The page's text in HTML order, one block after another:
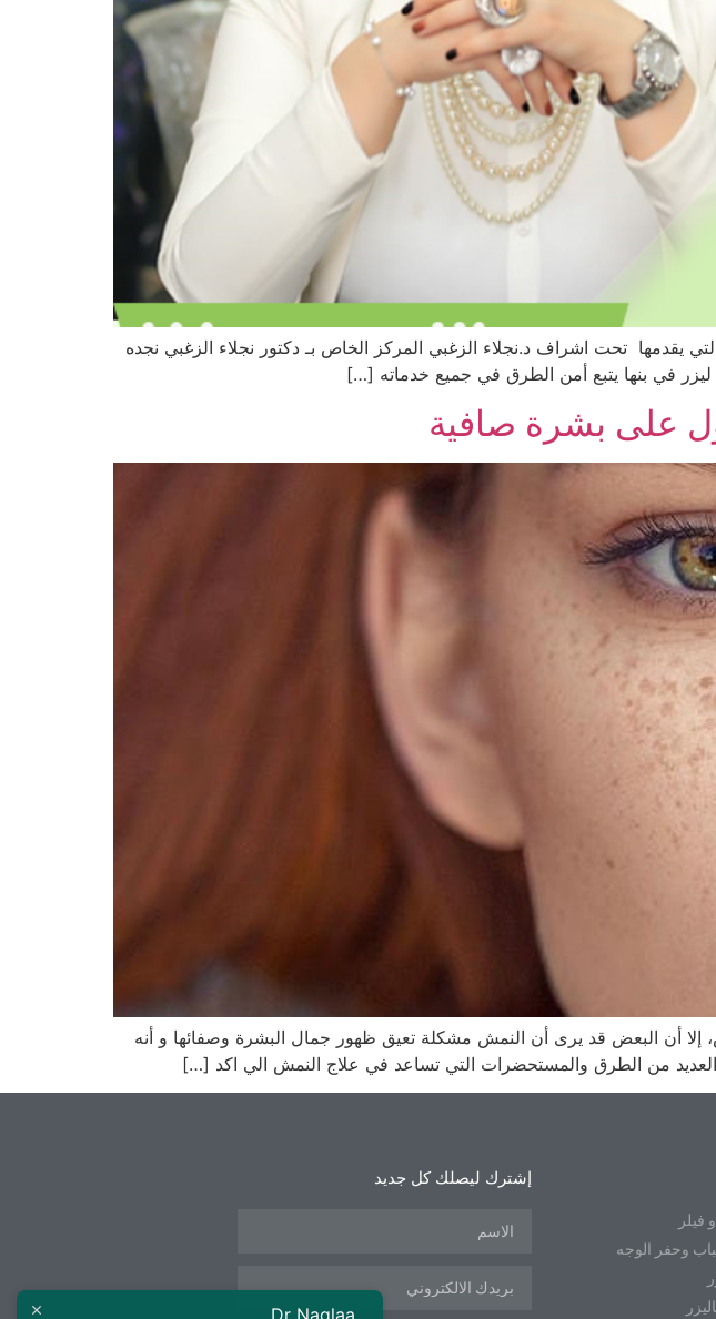
يقدمها تحت اشراف د.نجلاء الزغبي المركز الخاص بـ دكتور نجلاء الزغبي نجده
في بنها يتبع أمن الطرق في جميع خدماته […]
على بشرة صافية
أن البعض قد يرى أن النمش مشكلة تعيق ظهور جمال البشرة وصفائها و أنه
من الطرق والمستحضرات التي تساعد في علاج النمش الي اكد […]
فيلر
وحفر الوجه
إشترك ليصلك كل جديد
Dr Naglaa